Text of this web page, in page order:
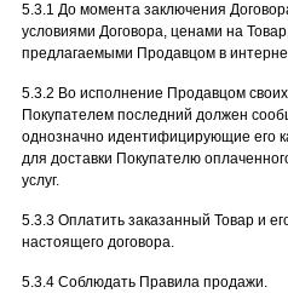
5.3.1 До момента заключения
условиями Договора, ценами на
предлагаемыми Продавцом в
5.3.2 Во исполнение Продавцом
Покупателем последний должен
однозначно идентифицирующие его
для доставки Покупателю
услуг.
5.3.3 Оплатить заказанный Товар и
настоящего договора.
5.3.4 Соблюдать Правила продажи.